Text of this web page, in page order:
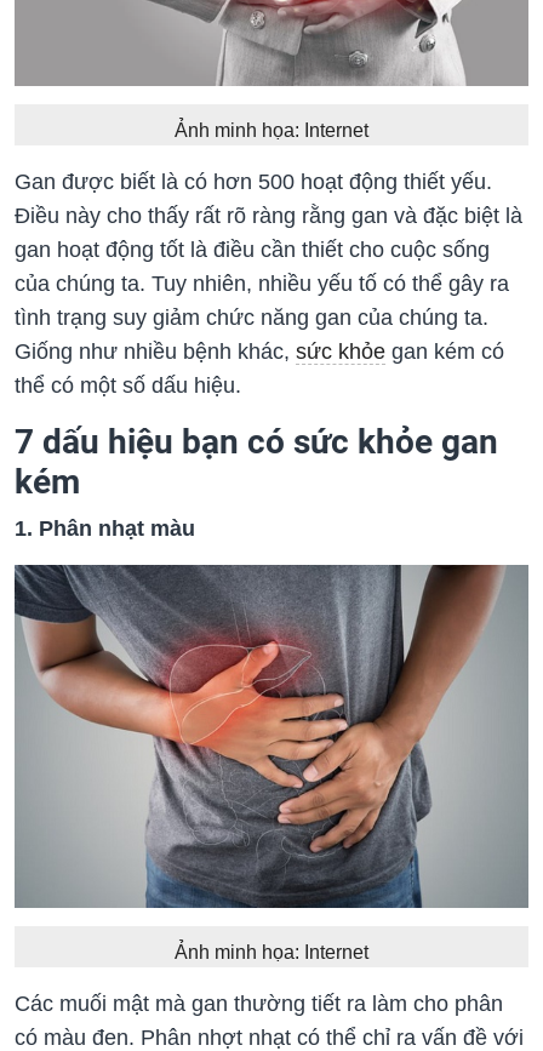
Ảnh minh họa: Internet
Gan được biết là có hơn 500 hoạt động thiết yếu.
Điều này cho thấy rất rõ ràng rằng gan và đặc biệt là
gan hoạt động tốt là điều cần thiết cho cuộc sống
của chúng ta. Tuy nhiên, nhiều yếu tố có thể gây ra
tình trạng suy giảm chức năng gan của chúng ta.
Giống như nhiều bệnh khác, sức khỏe gan kém có
thể có một số dấu hiệu.
7 dấu hiệu bạn có sức khỏe gan
kém
1. Phân nhạt màu
Ảnh minh họa: Internet
Các muối mật mà gan thường tiết ra làm cho phân
có màu đen. Phân nhợt nhạt có thể chỉ ra vấn đề với